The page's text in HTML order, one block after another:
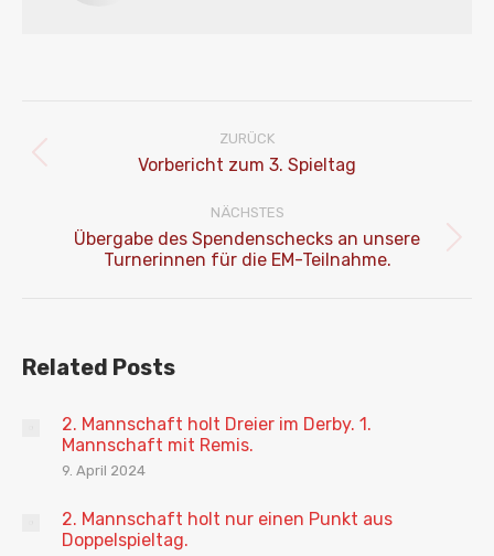
ZURÜCK
Vorheriger
Vorbericht zum 3. Spieltag
NÄCHSTES
Nächster
Beitrag:
Übergabe des Spendenschecks an unsere
Turnerinnen für die EM-Teilnahme.
Related Posts
2. Mannschaft holt Dreier im Derby. 1.
Mannschaft mit Remis.
9. April 2024
2. Mannschaft holt nur einen Punkt aus
Doppelspieltag.